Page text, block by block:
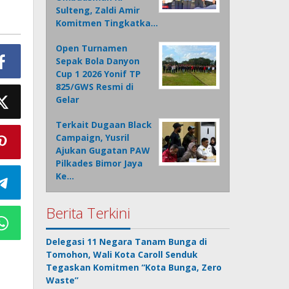
Sulteng, Zaldi Amir
Komitmen Tingkatka…
Open Turnamen
Sepak Bola Danyon
Cup 1 2026 Yonif TP
825/GWS Resmi di
Gelar
Terkait Dugaan Black
Campaign, Yusril
Ajukan Gugatan PAW
Pilkades Bimor Jaya
Ke…
Berita Terkini
Delegasi 11 Negara Tanam Bunga di
Tomohon, Wali Kota Caroll Senduk
Tegaskan Komitmen “Kota Bunga, Zero
Waste”